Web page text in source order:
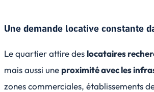
Une demande locative constante
Le quartier attire des locataires
mais aussi une proximité avec les
zones commerciales, établissements